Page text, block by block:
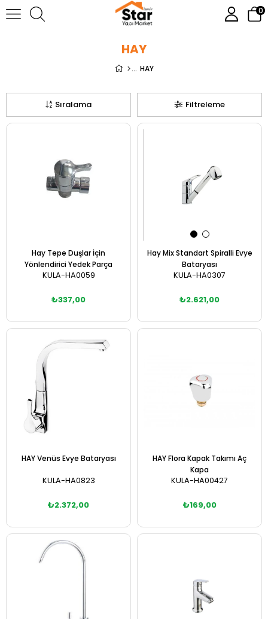
0
HAY
HAY
Filtreleme
Sıralama
Hay Tepe Duşlar İçin
Yönlendirici Yedek Parça
KULA-HA0059
₺337,00
Sepete Ekle
Hay Mix Standart Spiralli Evye
Bataryası
KULA-HA0307
₺2.621,00
HAY Venüs Evye Bataryası
KULA-HA0823
₺2.372,00
Sepete Ekle
HAY Flora Kapak Takımı Aç
Kapa
KULA-HA00427
₺169,00